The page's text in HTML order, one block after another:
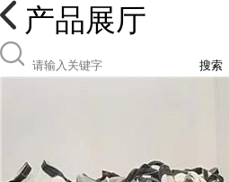
产品展厅
搜索